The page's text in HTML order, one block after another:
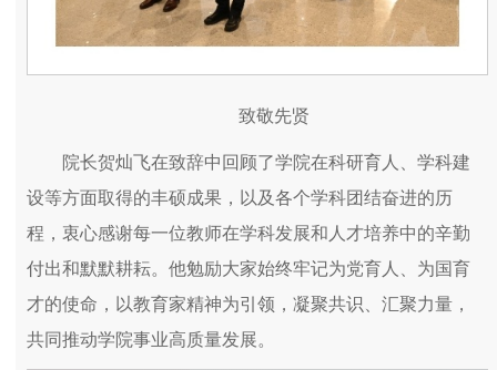
致敬先贤
院长贺灿飞在致辞中回顾了学院在科研育人、学科建
设等方面取得的丰硕成果，以及各个学科团结奋进的历
程，衷心感谢每一位教师在学科发展和人才培养中的辛勤
付出和默默耕耘。他勉励大家始终牢记为党育人、为国育
才的使命，以教育家精神为引领，凝聚共识、汇聚力量，
共同推动学院事业高质量发展。